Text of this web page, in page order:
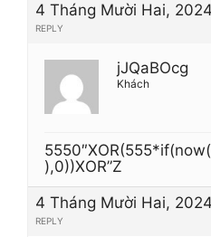
4 Tháng Mười Hai,
REPLY
jJQaBOcg
Khách
),0))XOR”Z
4 Tháng Mười Hai,
REPLY